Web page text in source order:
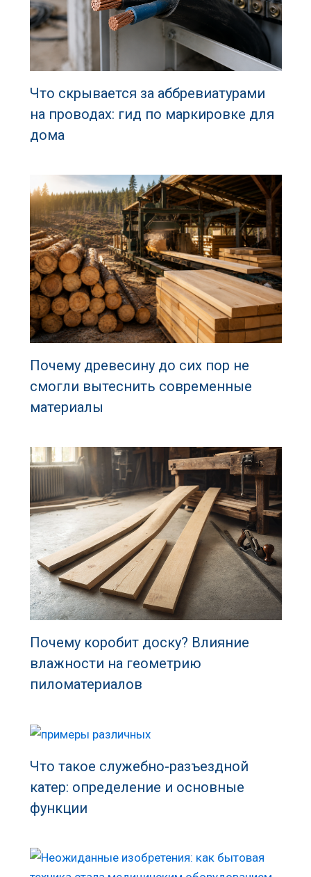
Что скрывается за аббревиатурами
на проводах: гид по маркировке для
дома
Почему древесину до сих пор не
смогли вытеснить современные
материалы
Почему коробит доску? Влияние
влажности на геометрию
пиломатериалов
Что такое служебно-разъездной
катер: определение и основные
функции